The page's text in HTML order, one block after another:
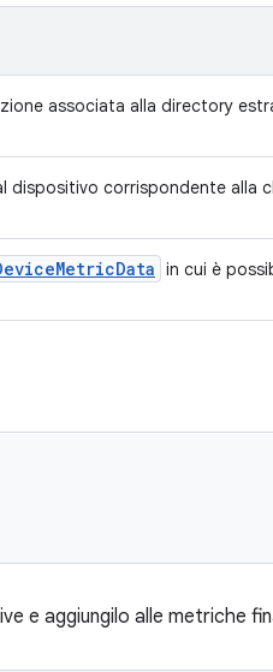
associata alla directory
dispositivo corrispondente alla
MetricData in cui è
e aggiungilo alle metriche